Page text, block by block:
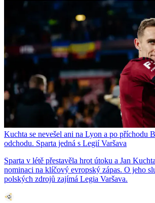
Kuchta se nevešel ani na Lyon a po příchodu
odchodu. Sparta jedná s Legií Varšava
Sparta v létě přestavěla hrot útoku a Jan
nominaci na klíčový evropský zápas. O jeho
polských zdrojů zajímá Legia Varšava.